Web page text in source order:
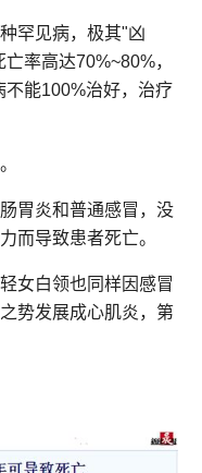
罕见病，极其"凶
率高达70%~80%，
不能100%治好，治疗
胃炎和普通感冒，没
而导致患者死亡。
女白领也同样因感冒
势发展成心肌炎，第